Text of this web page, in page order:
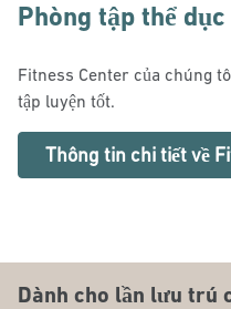
Phòng tập thể dục
Fitness Center của chúng
tập luyện tốt.
Thông tin chi tiết về
Dành cho lần lưu trú